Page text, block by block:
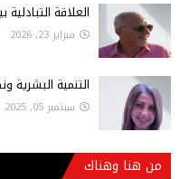
العلاقة
فبراير 23, 2026
التنمية البشرية
سبتمبر 05, 2025
من هنا وهناك